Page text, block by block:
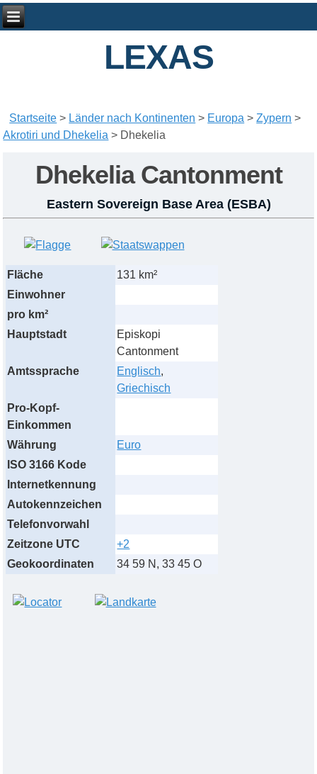
LEXAS
Startseite > Länder nach Kontinenten > Europa >Zypern >
Akrotiri und Dhekelia > Dhekelia
Dhekelia Cantonment
Eastern Sovereign Base Area (ESBA)
Fläche
131 km²
Einwohner
pro km²
Hauptstadt
Episkopi
Cantonment
Amtssprache
Englisch,
Griechisch
Pro-Kopf-
Einkommen
Währung
Euro
ISO 3166 Kode
Internetkennung
Autokennzeichen
Telefonvorwahl
Zeitzone UTC
+2
Geokoordinaten
34 59 N, 33 45 O